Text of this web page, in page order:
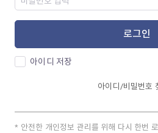
로그인
아이디 저장
아이디/비밀번호
안전한 개인정보 관리를 위해 다시 한번